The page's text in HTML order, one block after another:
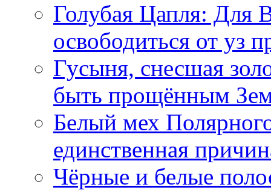
Голубая Цапля: Для
освободиться от уз
Гусыня, снесшая
быть прощённым
Белый мех
единственная
Чёрные и белые